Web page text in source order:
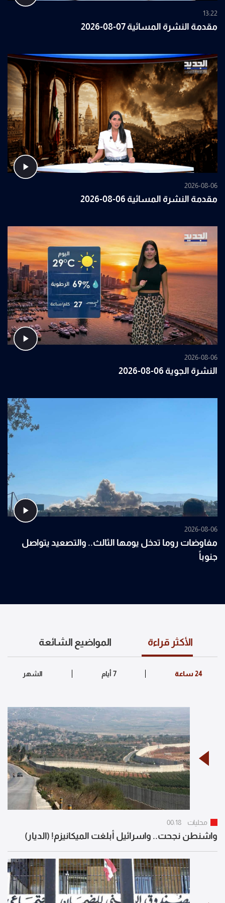
13:22
مقدمة النشرة المسائية 07-08-2026
2026-08-06
مقدمة النشرة المسائية 06-08-2026
2026-08-06
النشرة الجوية 06-08-2026
2026-08-06
مفاوضات روما تدخل يومها الثالث.. والتصعيد يتواصل
جنوباً
الأكثر قراءة المواضيع الشائعة
محليات 00:18
واشنطن نجحت.. واسرائيل أبلغت الميكانيزم! (الديار)